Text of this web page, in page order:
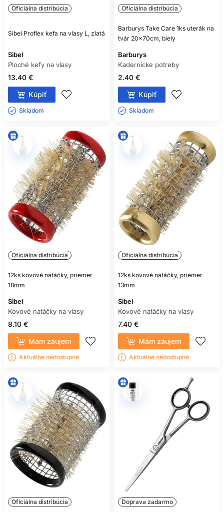
Oficiálna distribúcia
Sibel Proflex kefa na vlasy L, zlatá
Sibel
Ploché kefy na vlasy
13.40 €
Kúpiť
Skladom ㅤ
Oficiálna distribúcia
Barburys Take Care 1ks uterák na
tvár 20x70cm, biely
Barburys
Kadernícke potreby
2.40 €
Kúpiť
Skladom ㅤ
Oficiálna distribúcia
12ks kovové natáčky, priemer
18mm
Sibel
Kovové natáčky na vlasy
8.10 €
Mám záujem
Aktuálne nedostupné
Oficiálna distribúcia
12ks kovové natáčky, priemer
13mm
Sibel
Kovové natáčky na vlasy
7.40 €
Mám záujem
Aktuálne nedostupné
Oficiálna distribúcia Doprava zadarmo